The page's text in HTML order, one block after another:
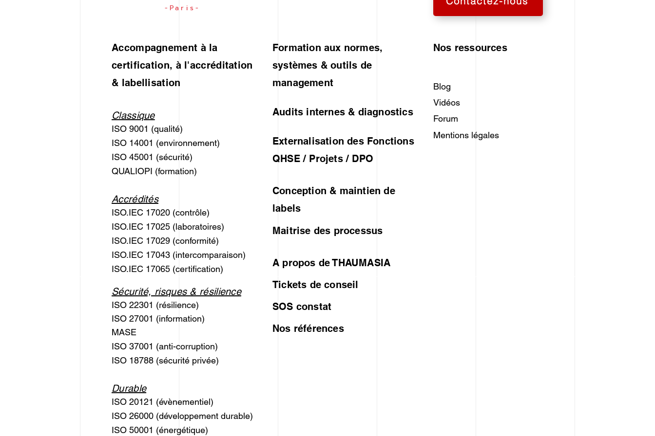
-Paris-
Accompagnement à la
certification, à l'accréditation
& labellisation
Classique
ISO 9001 (qualité)
ISO 14001 (environnement)
ISO 45001 (sécurité)
QUALIOPI (formation)
Accrédités
ISO.IEC 17020 (contrôle)
ISO.IEC 17025 (laboratoires)
ISO.IEC 17029 (conformité)
ISO.IEC 17043 (intercomparaison)
ISO.IEC 17065 (certification)
Sécurité, risques & résilience
ISO 22301 (résilience)
ISO 27001 (information)
MASE
ISO 37001 (anti-corruption)
ISO 18788 (sécurité privée)
Durable
ISO 20121 (évènementiel)
ISO 26000 (développement durable)
ISO 50001 (énergétique)
Formation aux normes,
systèmes & outils de
management
Audits internes & diagnostics
Externalisation des Fonctions
QHSE / Projets / DPO
Conception & maintien de
labels
Maitrise des processus
A propos de THAUMASIA
Tickets de conseil
SOS constat
Nos références
Nos ressources
Blog
Vidéos
Forum
Mentions légales